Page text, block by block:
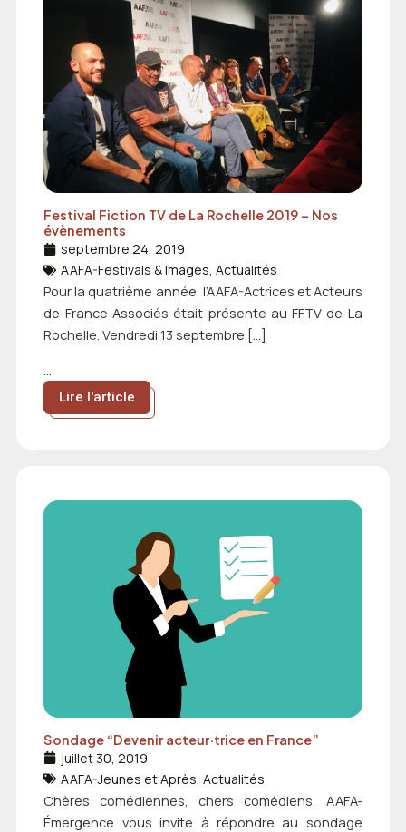
Festival Fiction TV de La Rochelle 2019 – Nos
évènements
septembre 24, 2019
AAFA-Festivals & Images,Actualités
Pour la quatrième année, l’AAFA-Actrices et Acteurs
de France Associés était présente au FFTV de La
Rochelle. Vendredi 13 septembre […]
Lire l'article
Sondage “Devenir acteur·trice en France”
juillet 30, 2019
AAFA-Jeunes et Après ,Actualités
Chères comédiennes, chers comédiens, AAFA-
Émergence vous invite à répondre au sondage